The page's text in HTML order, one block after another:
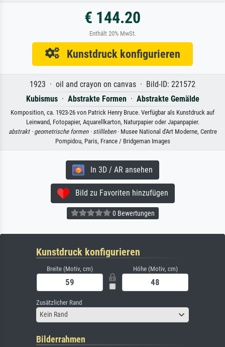
€ 144.20
Enthält 20% MwSt.
Kunstdruck konfigurieren
1923 · oil and crayon on canvas · Bild-ID: 221572
Kubismus· Abstrakte Formen · Abstrakte Gemälde
Komposition, ca. 1923-26 von Patrick Henry Bruce. Verfügbar als Kunstdruck auf
Leinwand, Fotopapier, Aquarellkarton, Naturpapier oder Japanpapier.
abstrakt · geometrische formen · stillleben· Musee National d'Art Moderne, Centre
Pompidou, Paris, France / Bridgeman Images
In 3D / AR ansehen
Bild zu Favoriten hinzufügen
0 Bewertungen
Kunstdruck konfigurieren
Breite (Motiv, cm) Höhe (Motiv, cm)
Zusätzlicher Rand
Kein Rand
Bilderrahmen